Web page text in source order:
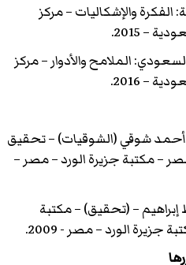
والإشكاليات – مركز
– 2015.
الملامح والأدوار – مركز
– 2016.
أحمد شوقي (الشوقيات) – تحقيق
– مكتبة جزيرة الورد – مصر –
إبراهيم – (تحقيق) – مكتبة
جزيرة الورد – مصر - 2009.